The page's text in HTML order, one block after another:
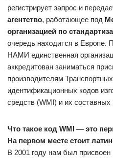
регистрирует запрос и
агентство, работающее под
организацией по
очередь находится в Европе.
НАМИ единственная
аккредитован заниматься
производителям
идентификационных кодов
средств (WMI) и их составных
Что такое код WMI — это
На первом месте стоит
В 2001 году нам был присвоен